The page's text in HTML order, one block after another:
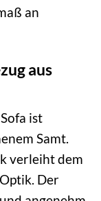
an
aus
ist
Samt.
verleiht dem
Der